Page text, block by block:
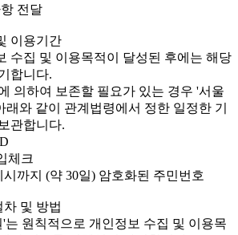
전달
이용기간
수집 및 이용목적이 달성된 후에는 해당
합니다.
의하여 보존할 필요가 있는 경우 '서울
와 같이 관계법령에서 정한 일정한 기
관합니다.
체크
까지 (약 30일) 암호화된 주민번호
및 방법
원칙적으로 개인정보 수집 및 이용목